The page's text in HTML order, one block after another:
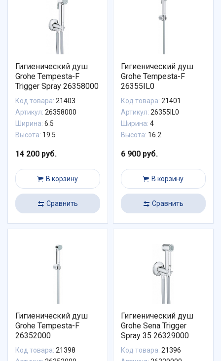
Гигиенический душ
Grohe Tempesta-F
Trigger Spray 26358000
Код товара: 21403
Артикул: 26358000
Ширина: 6.5
Высота: 19.5
14 200 руб.
В корзину
Сравнить
Гигиенический душ
Grohe Tempesta-F
26355IL0
Код товара: 21401
Артикул: 26355IL0
Ширина: 4
Высота: 16.2
6 900 руб.
В корзину
Сравнить
Гигиенический душ
Grohe Tempesta-F
26352000
Код товара: 21398
Гигиенический душ
Grohe Sena Trigger
Spray 35 26329000
Код товара: 21396